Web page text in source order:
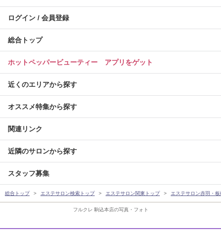
フルクレ 駒込本店の写真・フォト
ログイン / 会員登録
総合トップ
ホットペッパービューティー アプリをゲット
近くのエリアから探す
オススメ特集から探す
関連リンク
近隣のサロンから探す
スタッフ募集
総合トップ エステサロン検索トップ エステサロン関東トップ エステサロン赤羽・